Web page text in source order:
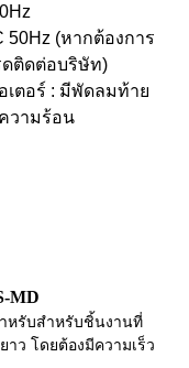
50Hz (หากต้องการ
ดติดต่อบริษัท)
เตอร์ : มีพัดลมท้าย
วามร้อน
MD
หรับสำหรับชิ้นงานที่
าว โดยต้องมีความเร็ว